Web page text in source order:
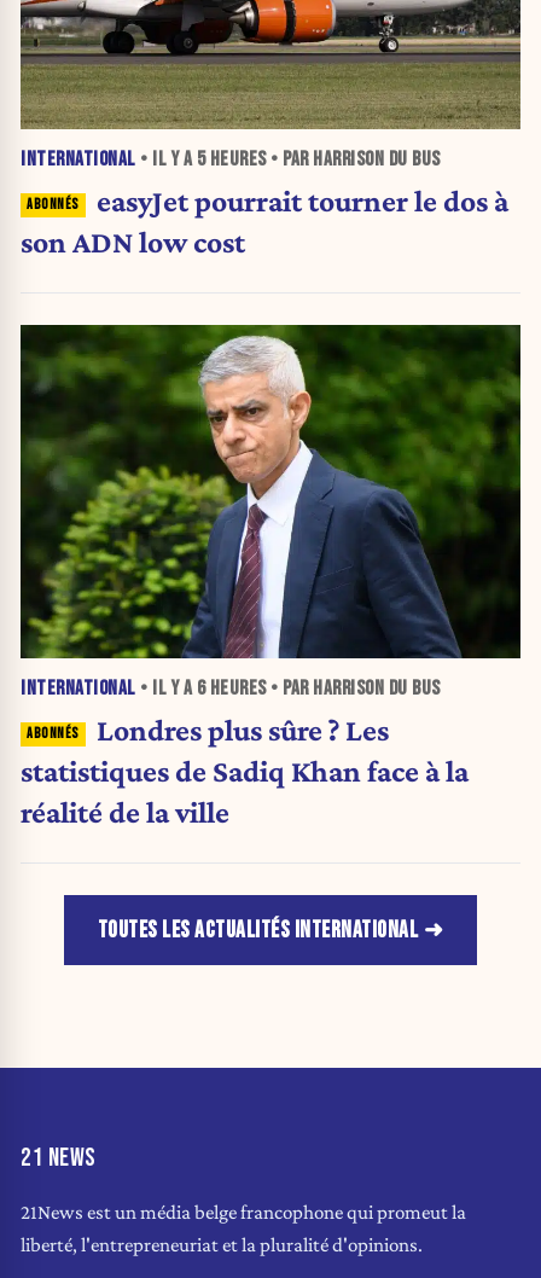
INTERNATIONAL • IL Y A 5 HEURES• PAR HARRISON DU BUS
easyJet pourrait tourner le dos à
son ADN low cost
INTERNATIONAL • IL Y A 6 HEURES• PAR HARRISON DU BUS
Londres plus sûre ? Les
statistiques de Sadiq Khan face à la
réalité de la ville
TOUTES LES ACTUALITÉS INTERNATIONAL
21 NEWS
21News est un média belge francophone qui promeut la
liberté, l'entrepreneuriat et la pluralité d'opinions.